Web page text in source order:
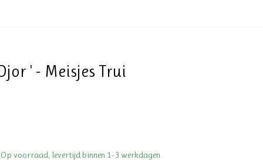
' - Meisjes Trui
voorraad, levertijd binnen 1-3 werkdagen